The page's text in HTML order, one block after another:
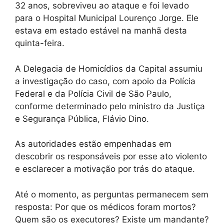
32 anos, sobreviveu ao ataque e foi levado
para o Hospital Municipal Lourenço Jorge. Ele
estava em estado estável na manhã desta
quinta-feira.
A Delegacia de Homicídios da Capital assumiu
a investigação do caso, com apoio da Polícia
Federal e da Polícia Civil de São Paulo,
conforme determinado pelo ministro da Justiça
e Segurança Pública, Flávio Dino.
As autoridades estão empenhadas em
descobrir os responsáveis por esse ato violento
e esclarecer a motivação por trás do ataque.
Até o momento, as perguntas permanecem sem
resposta: Por que os médicos foram mortos?
Quem são os executores? Existe um mandante?